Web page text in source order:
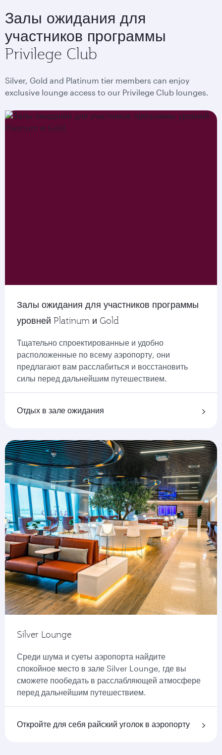
Залы ожидания для
участников программы
Privilege Club
Silver, Gold and Platinum tier members can enjoy
exclusive lounge access to our Privilege Club lounges.
Залы ожидания для участников программы
уровней Platinum и Gold
Тщательно спроектированные и удобно
расположенные по всему аэропорту, они
предлагают вам расслабиться и восстановить
силы перед дальнейшим путешествием.
Отдых в зале ожидания
Silver Lounge
Среди шума и суеты аэропорта найдите
спокойное место в зале Silver Lounge, где вы
сможете пообедать в расслабляющей атмосфере
перед дальнейшим путешествием.
Откройте для себя райский уголок в аэропорту